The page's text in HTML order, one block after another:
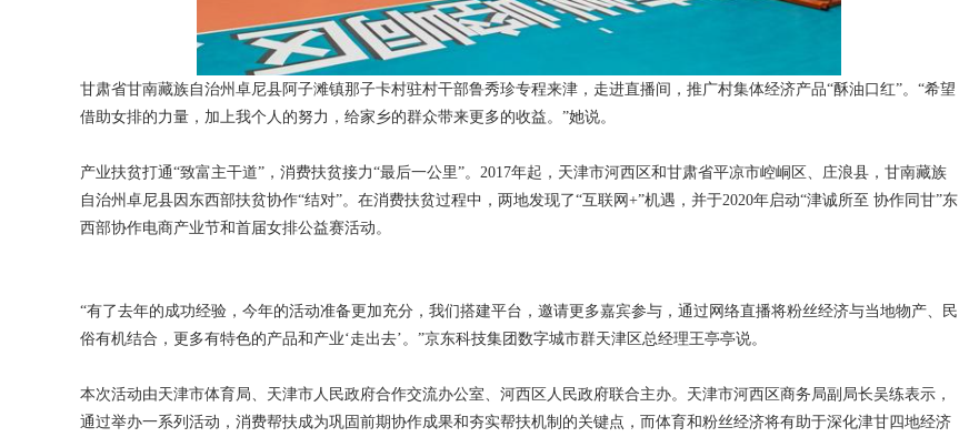
甘肃省甘南藏族自治州卓尼县阿子滩镇那子卡村驻村干部鲁秀珍专程来津，走进直播间，推广村集体经济产品“酥油口红”。“希望
借助女排的力量，加上我个人的努力，给家乡的群众带来更多的收益。”她说。
产业扶贫打通“致富主干道”，消费扶贫接力“最后一公里”。2017年起，天津市河西区和甘肃省平凉市崆峒区、庄浪县，甘南藏族
自治州卓尼县因东西部扶贫协作“结对”。在消费扶贫过程中，两地发现了“互联网+”机遇，并于2020年启动“津诚所至 协作同甘”东
西部协作电商产业节和首届女排公益赛活动。
“有了去年的成功经验，今年的活动准备更加充分，我们搭建平台，邀请更多嘉宾参与，通过网络直播将粉丝经济与当地物产、民
俗有机结合，更多有特色的产品和产业‘走出去’。”京东科技集团数字城市群天津区总经理王亭亭说。
本次活动由天津市体育局、天津市人民政府合作交流办公室、河西区人民政府联合主办。天津市河西区商务局副局长吴练表示，
通过举办一系列活动，消费帮扶成为巩固前期协作成果和夯实帮扶机制的关键点，而体育和粉丝经济将有助于深化津甘四地经济